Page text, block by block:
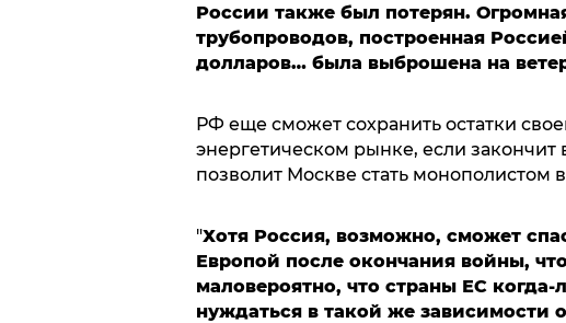
России также был потерян.
трубопроводов, построенная
долларов… была выброшена на
РФ еще сможет сохранить остатки
энергетическом рынке, если
позволит Москве стать монополистом
"Хотя Россия, возможно, сможет
Европой после окончания войны,
маловероятно, что страны ЕС когда-
нуждаться в такой же зависимости